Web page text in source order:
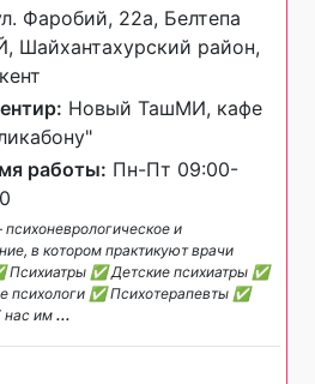
Фаробий, 22а, Белтепа
Шайхантахурский район,
Новый ТашМИ, кафе
работы: Пн-Пт 09:00-
и
в котором практикуют врачи
Психиатры ✅ Детские психиатры ✅
психологи ✅ Психотерапевты ✅
нас им ...